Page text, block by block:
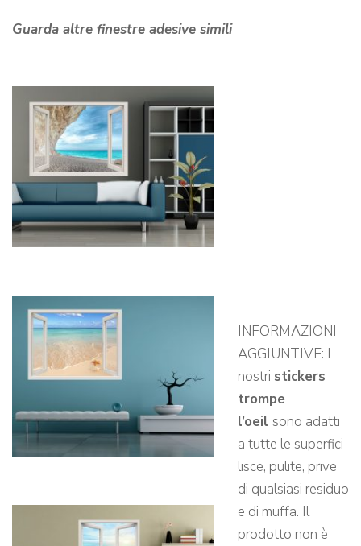
Guarda altre finestre adesive simili
INFORMAZIONI
AGGIUNTIVE: I
nostri stickers
trompe
l’oeil sono adatti
a tutte le superfici
lisce, pulite, prive
di qualsiasi residuo
e di muffa. Il
prodotto non è